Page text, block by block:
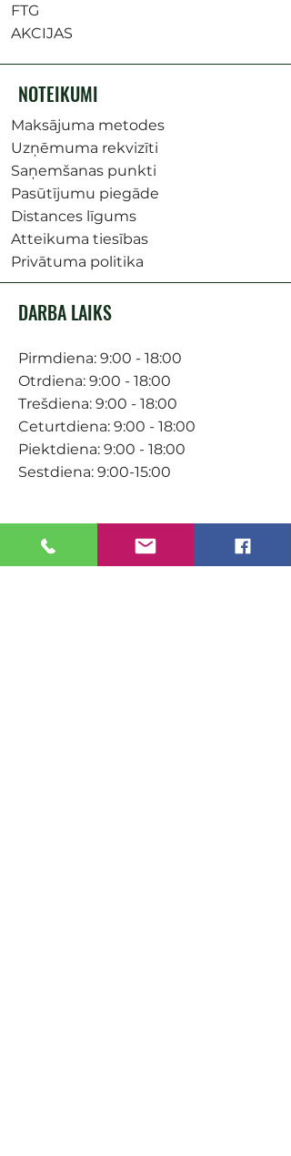
FTG
AKCIJAS
NOTEIKUMI
Maksājuma metodes
Uzņēmuma rekvizīti
Saņemšanas punkti
Pasūtījumu piegāde
Distances līgums
Atteikuma tiesības
Privātuma politika
DARBA LAIKS
Pirmdiena: 9:00 - 18:00
Otrdiena: 9:00 - 18:00
Trešdiena: 9:00 - 18:00
Ceturtdiena: 9:00 - 18:00
Piektdiena: 9:00 - 18:00
Sestdiena: 9:00-15:00
KONTAKTI